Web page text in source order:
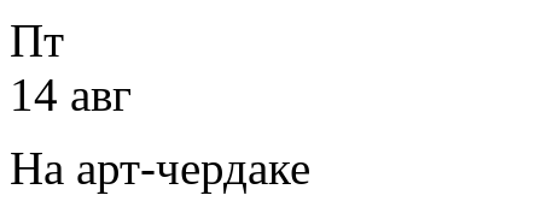
Пт
14 авг
На арт-чердаке